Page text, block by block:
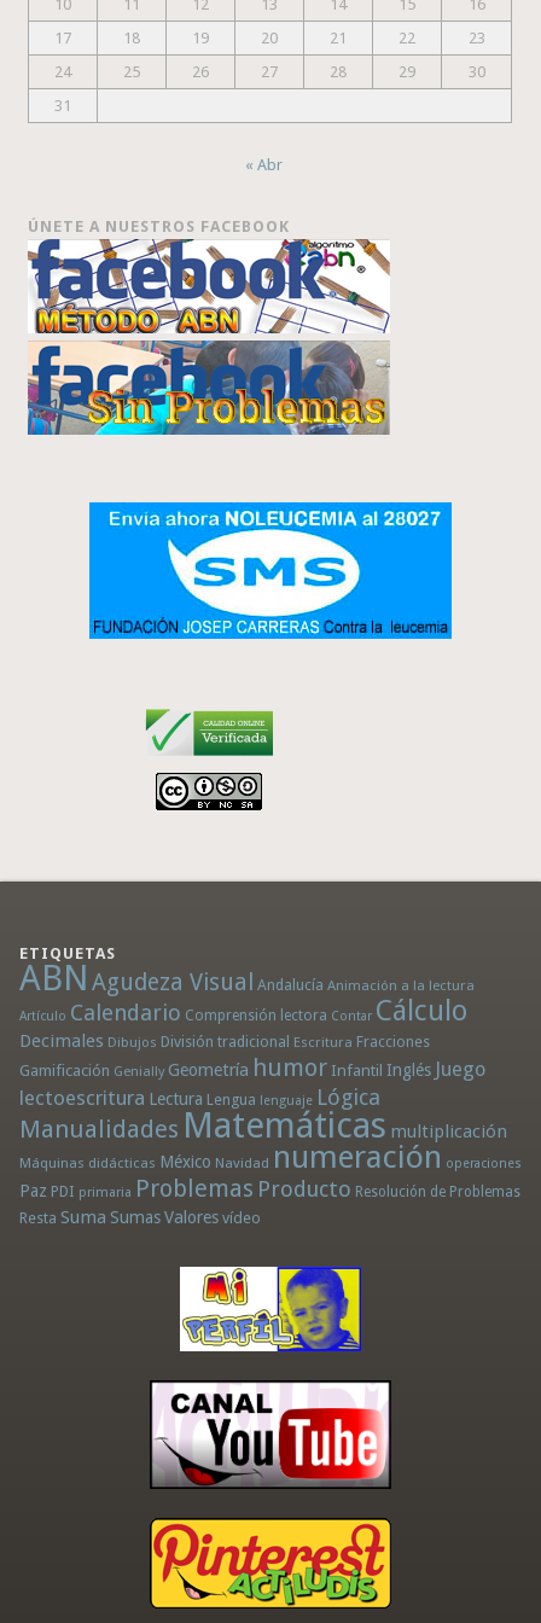
10
11 12 13 14 15
16
17
18 19 20 21 22
23
24
25 26 27 28 29
30
31
« Abr
ÚNETE A NUESTROS FACEBOOK
ETIQUETAS
ABN Agudeza Visual Andalucía Animación a la lectura
Artículo Calendario Comprensión lectora Contar Cálculo
Decimales Dibujos División tradicional Escritura Fracciones
Gamificación Genially Geometría humor Infantil Inglés Juego
lectoescritura Lectura Lengua lenguaje Lógica
Manualidades Matemáticas multiplicación
Máquinas didácticas México Navidad numeración operaciones
Paz PDI primaria Problemas Producto Resolución de Problemas
Resta Suma Sumas Valores vídeo